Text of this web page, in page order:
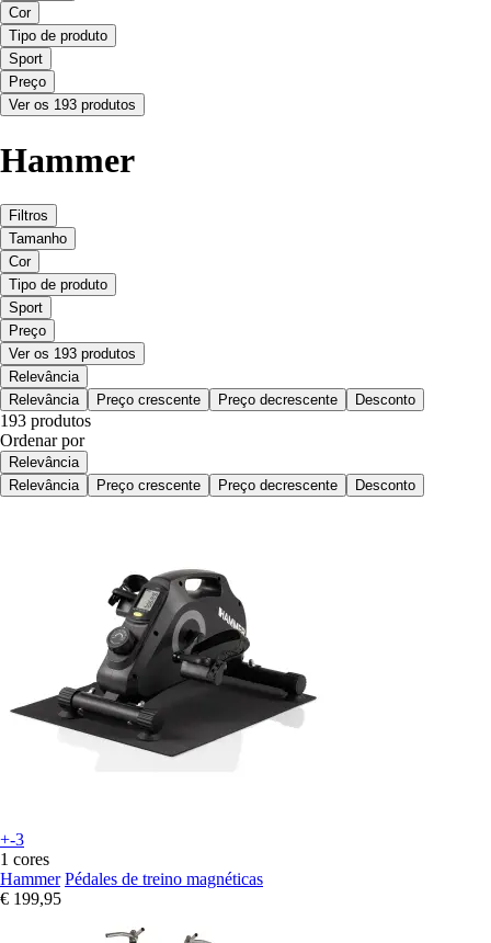
Cor
Tipo de produto
Sport
Preço
Ver os 193 produtos
Hammer
Filtros
Tamanho
Cor
Tipo de produto
Sport
Preço
Ver os 193 produtos
Relevância
Relevância
Preço crescente Preço decrescente Desconto
193 produtos
Ordenar por
Relevância
Relevância
Preço crescente Preço decrescente Desconto
+-3
1 cores
Hammer Pédales de treino magnéticas
€ 199,95